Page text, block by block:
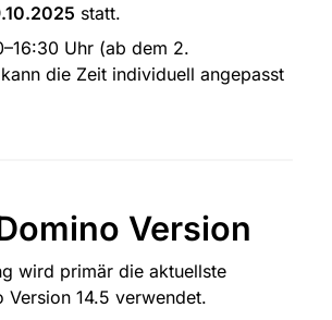
statt.
Uhr (ab dem 2.
die Zeit individuell angepasst
Version
wird primär die aktuellste
Version 14.5 verwendet.